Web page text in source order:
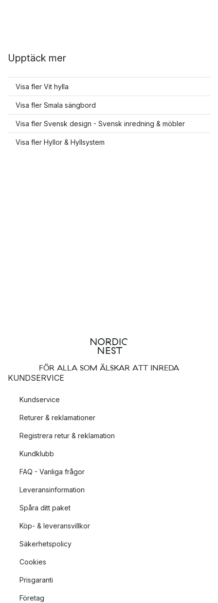
Upptäck mer
Visa fler Vit hylla
Visa fler Smala sängbord
Visa fler Svensk design - Svensk inredning & möbler
Visa fler Hyllor & Hyllsystem
FÖR ALLA SOM ÄLSKAR ATT INREDA
KUNDSERVICE
Kundservice
Returer & reklamationer
Registrera retur & reklamation
Kundklubb
FAQ - Vanliga frågor
Leveransinformation
Spåra ditt paket
Köp- & leveransvillkor
Säkerhetspolicy
Cookies
Prisgaranti
Företag